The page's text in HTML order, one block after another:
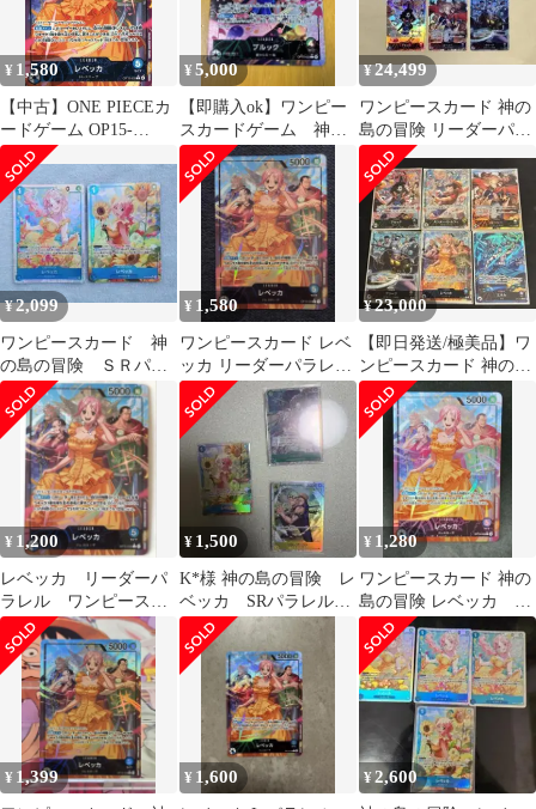
¥ 1,580
【中古】ONE PIECEカ
ードゲーム OP15-
039[L]：(パラレル)レベ
ッカ
¥5,000
【即購入ok】ワンピー
スカードゲーム 神の
島の冒険 パラレル2種
セット
¥24,499
ワンピースカード 神の
島の冒険 リーダーパラ
レル 6枚セット ゴッド
パック
¥2,099
ワンピースカード 神
の島の冒険 ＳＲパラ
レル ＳＲ レベッ
カ 各１枚
¥ 1,580
ワンピースカード レベ
ッカ リーダーパラレル
OP-15-039 L パラレル
¥23,000
【即日発送/極美品】ワ
ンピースカード 神の島
の冒険 ゴッドパック L-
P 全6種
¥ 1,200
レベッカ リーダーパ
ラレル ワンピースカ
ードL★ 神の島の冒険
¥ 1,500
K*様 神の島の冒険 レ
ベッカ SRパラレル
おまけ付き ブルッ
ク ロロノア・ゾ
¥ 1,280
ワンピースカード 神の
島の冒険 レベッカ リ
ーダーパラレル
OP15-039
¥ 1,399 ¥ 1,600 ¥2,600